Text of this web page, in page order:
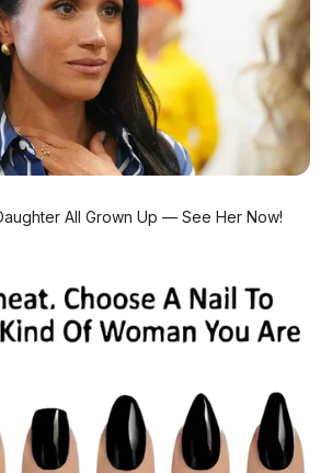
Omo X dikenal
bisa berdiri sendiri. Tapi
disimpan dulu, ternyata
All Grown Up — See Her Now!